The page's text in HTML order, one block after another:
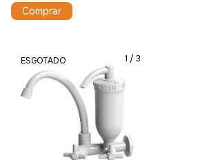
1 / 3
ESGOTADO